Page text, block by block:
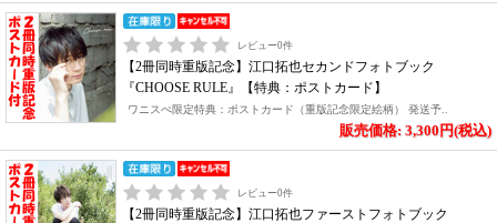
レビュー0件
【2冊同時重版記念】江口拓也セカンドフォトブック
『CHOOSE RULE』【特典：ポストカード】
ワニスぺ限定特典：ポストカード（重版記念限定絵柄） 発送予..
販売価格: 3,300円(税込)
レビュー0件
【2冊同時重版記念】江口拓也ファーストフォトブック